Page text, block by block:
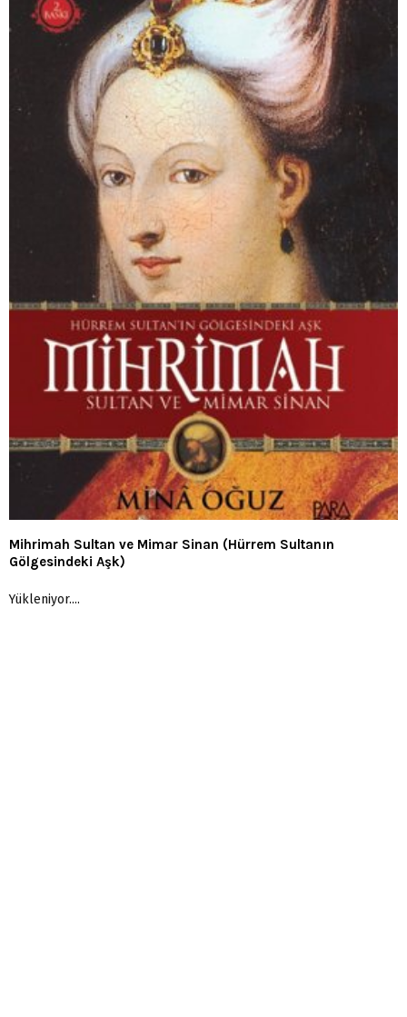
Mihrimah Sultan ve Mimar Sinan (Hürrem Sultanın
Gölgesindeki Aşk)
Yükleniyor....